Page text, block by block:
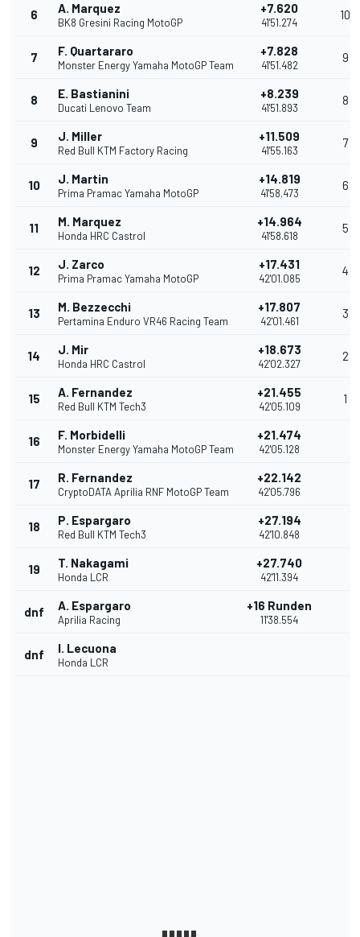
6 A. Marquez
BK8 Gresini Racing MotoGP
+7.620
41'51.274
10
7 F. Quartararo
Monster Energy Yamaha MotoGP Team
+7.828
41'51.482
9
8 E. Bastianini
Ducati Lenovo Team
+8.239
41'51.893
8
9 J. Miller
Red Bull KTM Factory Racing
+11.509
41'55.163
7
10 J. Martin
Prima Pramac Yamaha MotoGP
+14.819
41'58.473
6
11 M. Marquez
Honda HRC Castrol
+14.964
41'58.618
5
12 J. Zarco
Prima Pramac Yamaha MotoGP
+17.431
42'01.085
4
13 M. Bezzecchi
Pertamina Enduro VR46 Racing Team
+17.807
42'01.461
3
14 J. Mir
Honda HRC Castrol
+18.673
42'02.327
2
15 A. Fernandez
Red Bull KTM Tech3
+21.455
42'05.109
1
16 F. Morbidelli
Monster Energy Yamaha MotoGP Team
+21.474
42'05.128
17 R. Fernandez
CryptoDATA Aprilia RNF MotoGP Team
+22.142
42'05.796
18 P. Espargaro
Red Bull KTM Tech3
+27.194
42'10.848
19 T. Nakagami
Honda LCR
+27.740
42'11.394
dnf A. Espargaro
Aprilia Racing
+16 Runden
11'38.554
dnf I. Lecuona
Honda LCR